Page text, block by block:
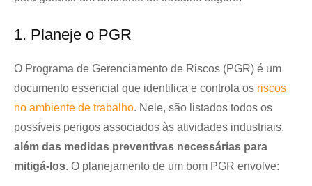
1. Planeje o PGR
O Programa de Gerenciamento de Riscos (PGR) é um
documento essencial que identifica e controla os riscos
no ambiente de trabalho. Nele, são listados todos os
possíveis perigos associados às atividades industriais,
além das medidas preventivas necessárias para
mitigá-los. O planejamento de um bom PGR envolve: